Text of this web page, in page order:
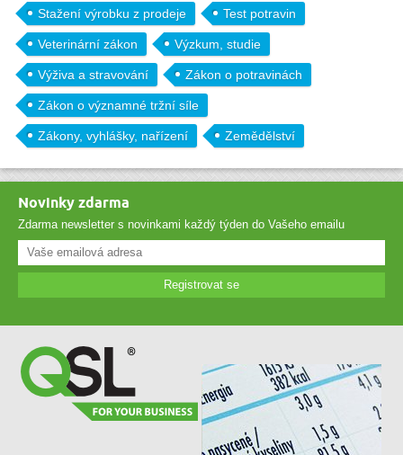
Stažení výrobku z prodeje Test potravin
Veterinární zákon Výzkum, studie
Výživa a stravování Zákon o potravinách
Zákon o významné tržní síle
Zákony, vyhlášky, nařízení Zemědělství
Novinky zdarma
Zdarma newsletter s novinkami každý týden do Vašeho emailu
Registrovat se